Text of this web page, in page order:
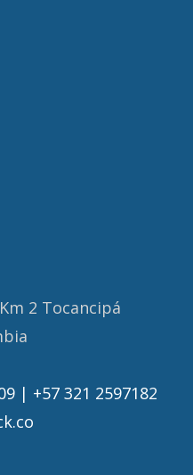
2 Tocancipá
| +57 321 2597182